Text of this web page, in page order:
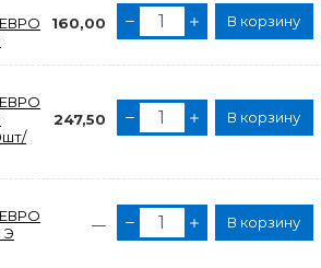
160,00 В корзину
247,50 В корзину
Э
— В корзину